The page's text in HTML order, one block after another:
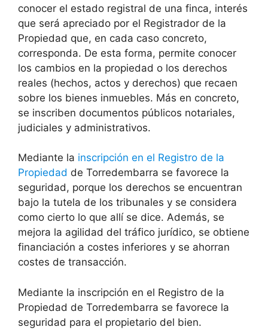
conocer el estado registral de una finca, interés
que será apreciado por el Registrador de la
Propiedad que, en cada caso concreto,
corresponda. De esta forma, permite conocer
los cambios en la propiedad o los derechos
reales (hechos, actos y derechos) que recaen
sobre los bienes inmuebles. Más en concreto,
se inscriben documentos públicos notariales,
judiciales y administrativos.
Mediante la inscripción en el Registro de la
Propiedad de Torredembarra se favorece la
seguridad, porque los derechos se encuentran
bajo la tutela de los tribunales y se considera
como cierto lo que allí se dice. Además, se
mejora la agilidad del tráfico jurídico, se obtiene
financiación a costes inferiores y se ahorran
costes de transacción.
Mediante la inscripción en el Registro de la
Propiedad de Torredembarra se favorece la
seguridad para el propietario del bien.